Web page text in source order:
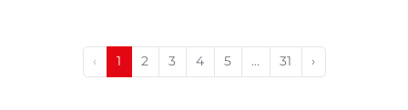
‹ 1 2 3 4 5 … 31 ›